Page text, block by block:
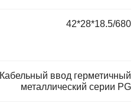
42*28*18.5/680
Кабельный ввод герметичный
металлический серии PG